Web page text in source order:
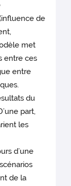
de
met
entre ces
entre
du
part,
les
d’une
de la